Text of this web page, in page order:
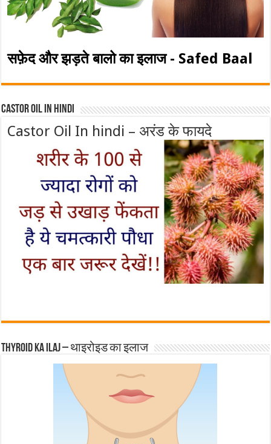
सफ़ेद और झड़ते बालो का इलाज - Safed Baal
Castor Oil In Hindi
Castor Oil In hindi – अरंड के फायदे
Thyroid ka ilaj – थाइरोइड का इलाज